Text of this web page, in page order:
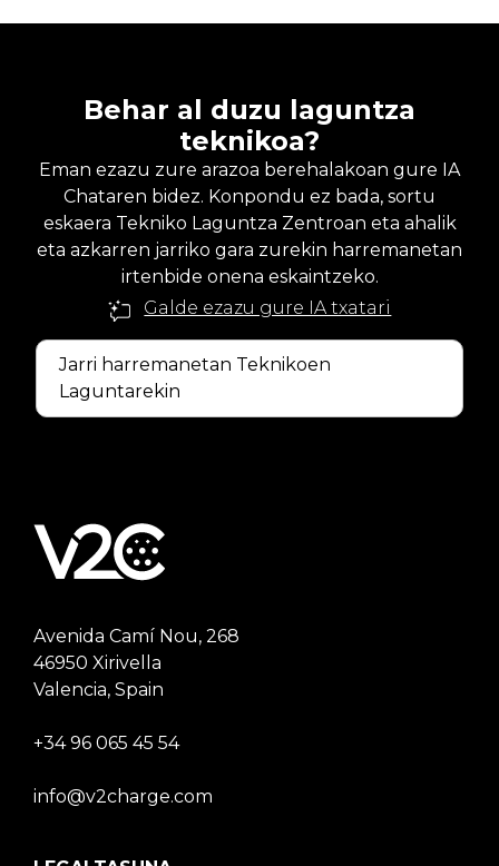
Behar al duzu laguntza
teknikoa?
Eman ezazu zure arazoa berehalakoan gure IA
Chataren bidez. Konpondu ez bada, sortu
eskaera Tekniko Laguntza Zentroan eta ahalik
eta azkarren jarriko gara zurekin harremanetan
irtenbide onena eskaintzeko.
Galde ezazu gure IA txatari
Jarri harremanetan Teknikoen
Laguntarekin
Avenida Camí Nou, 268
46950 Xirivella
Valencia, Spain
+34 96 065 45 54
info@v2charge.com